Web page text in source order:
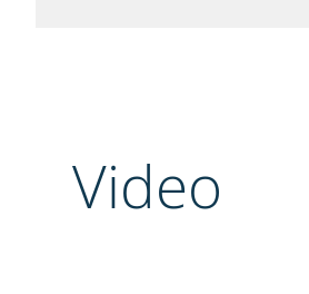
Video